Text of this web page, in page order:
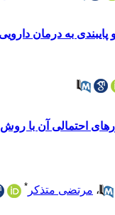
به درمان
، مرتضی متذکر *